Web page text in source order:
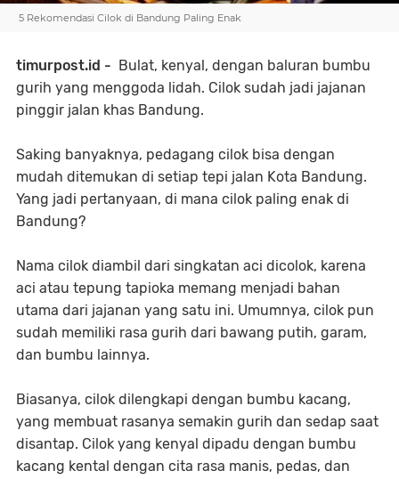
5 Rekomendasi Cilok di Bandung Paling Enak
timurpost.id - Bulat, kenyal, dengan baluran bumbu
gurih yang menggoda lidah. Cilok sudah jadi jajanan
pinggir jalan khas Bandung.
Saking banyaknya, pedagang cilok bisa dengan
mudah ditemukan di setiap tepi jalan Kota Bandung.
Yang jadi pertanyaan, di mana cilok paling enak di
Bandung?
Nama cilok diambil dari singkatan aci dicolok, karena
aci atau tepung tapioka memang menjadi bahan
utama dari jajanan yang satu ini. Umumnya, cilok pun
sudah memiliki rasa gurih dari bawang putih, garam,
dan bumbu lainnya.
Biasanya, cilok dilengkapi dengan bumbu kacang,
yang membuat rasanya semakin gurih dan sedap saat
disantap. Cilok yang kenyal dipadu dengan bumbu
kacang kental dengan cita rasa manis, pedas, dan